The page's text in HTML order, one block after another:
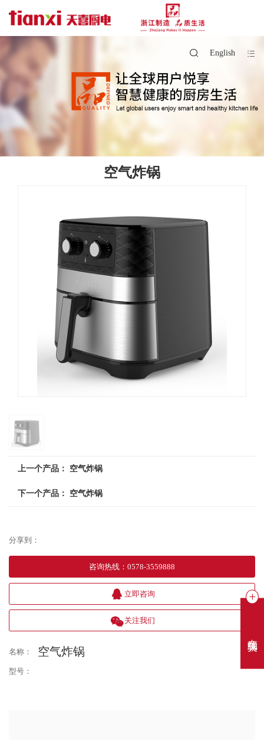
English
空气炸锅
上一个产品： 空气炸锅
下一个产品： 空气炸锅
分享到：
咨询热线 ： 0578-3559888
立即咨询
关注我们
名称： 空气炸锅
型号：